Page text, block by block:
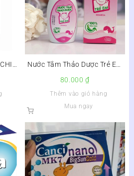
Nước Tắm Thảo Dược Trẻ Em
Rosabela – An Toàn Với Làn
Da Của Trẻ
80.000₫
Thêm vào giỏ hàng
Mua ngay